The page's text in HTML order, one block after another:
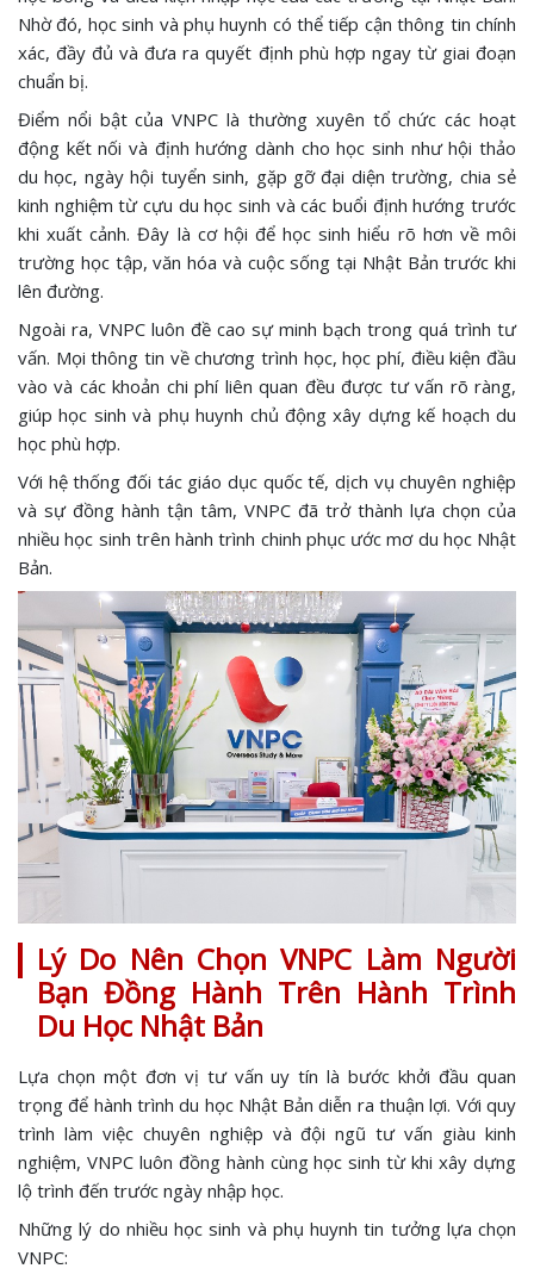
Nhờ đó, học sinh và phụ huynh có thể tiếp cận thông tin chính
xác, đầy đủ và đưa ra quyết định phù hợp ngay từ giai đoạn
chuẩn bị.
Điểm nổi bật của VNPC là thường xuyên tổ chức các hoạt
động kết nối và định hướng dành cho học sinh như hội thảo
du học, ngày hội tuyển sinh, gặp gỡ đại diện trường, chia sẻ
kinh nghiệm từ cựu du học sinh và các buổi định hướng trước
khi xuất cảnh. Đây là cơ hội để học sinh hiểu rõ hơn về môi
trường học tập, văn hóa và cuộc sống tại Nhật Bản trước khi
lên đường.
Ngoài ra, VNPC luôn đề cao sự minh bạch trong quá trình tư
vấn. Mọi thông tin về chương trình học, học phí, điều kiện đầu
vào và các khoản chi phí liên quan đều được tư vấn rõ ràng,
giúp học sinh và phụ huynh chủ động xây dựng kế hoạch du
học phù hợp.
Với hệ thống đối tác giáo dục quốc tế, dịch vụ chuyên nghiệp
và sự đồng hành tận tâm, VNPC đã trở thành lựa chọn của
nhiều học sinh trên hành trình chinh phục ước mơ du học Nhật
Bản.
Lý Do Nên Chọn VNPC Làm Người
Bạn Đồng Hành Trên Hành Trình
Du Học Nhật Bản
Lựa chọn một đơn vị tư vấn uy tín là bước khởi đầu quan
trọng để hành trình du học Nhật Bản diễn ra thuận lợi. Với quy
trình làm việc chuyên nghiệp và đội ngũ tư vấn giàu kinh
nghiệm, VNPC luôn đồng hành cùng học sinh từ khi xây dựng
lộ trình đến trước ngày nhập học.
Những lý do nhiều học sinh và phụ huynh tin tưởng lựa chọn
VNPC: